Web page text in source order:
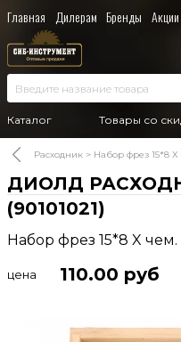
Главная Дилерам Бренды Акции
Каталог Товары со
Расходник Набор фрез 15*8 X
ДИОЛД
(90101021)
Набор фрез 15*8 X чем.
цена 110.00 руб